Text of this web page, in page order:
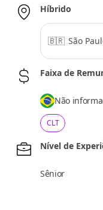
Híbrido
🇧🇷 São
Faixa de
Não
CLT
Nível de
Sênior